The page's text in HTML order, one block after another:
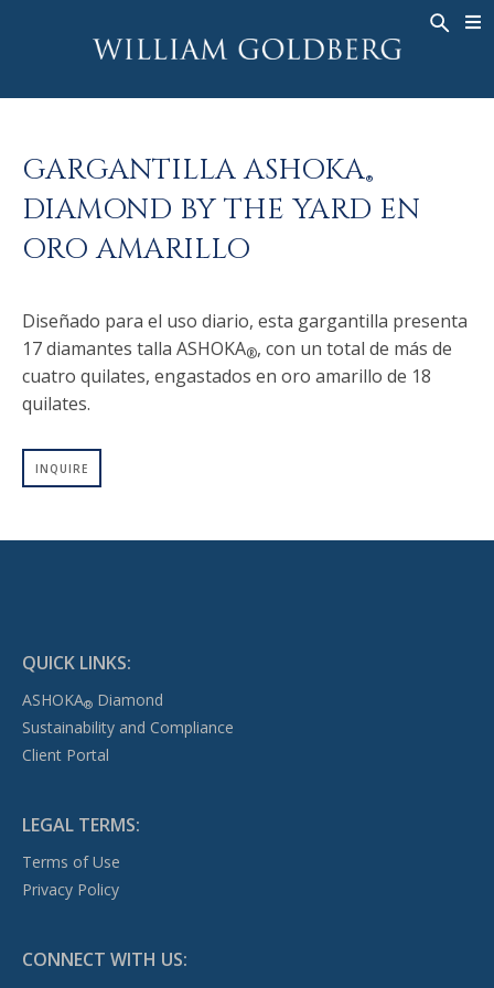
ALTA JOYERÍA
ANILLO PARA HOMBRE
COLLARES
COLGANTES
PULSERAS
RELOJES
DIAMANTES FANTASÍA
ASHOKA JOYERÍA
ANILLOS
BANDS
MEN'S RINGS
COLGANTES
PENDIENTES
PULSERAS
RELOJES
HISTORIA
ASHOKA®
GARGANTILLA ASHOKA®
DIAMOND BY THE YARD EN
ORO AMARILLO
Diseñado para el uso diario, esta gargantilla presenta
17 diamantes talla ASHOKA®, con un total de más de
cuatro quilates, engastados en oro amarillo de 18
quilates.
INQUIRE
QUICK LINKS:
ASHOKA®Diamond
Sustainability and Compliance
Client Portal
LEGAL TERMS:
Terms of Use
Privacy Policy
CONNECT WITH US: